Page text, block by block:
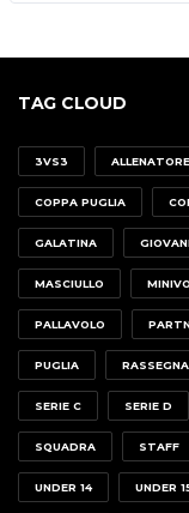
TAG CLOUD
3VS3 ALLENATORE
COPPA PUGLIA
GALATINA
MASCIULLO
PALLAVOLO
PUGLIA
SERIE C SERIE D
SQUADRA STAFF
UNDER 14 UNDER